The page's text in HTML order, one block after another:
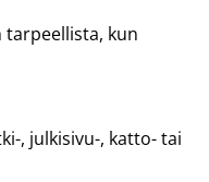
kun
, julkisivu-, katto- tai